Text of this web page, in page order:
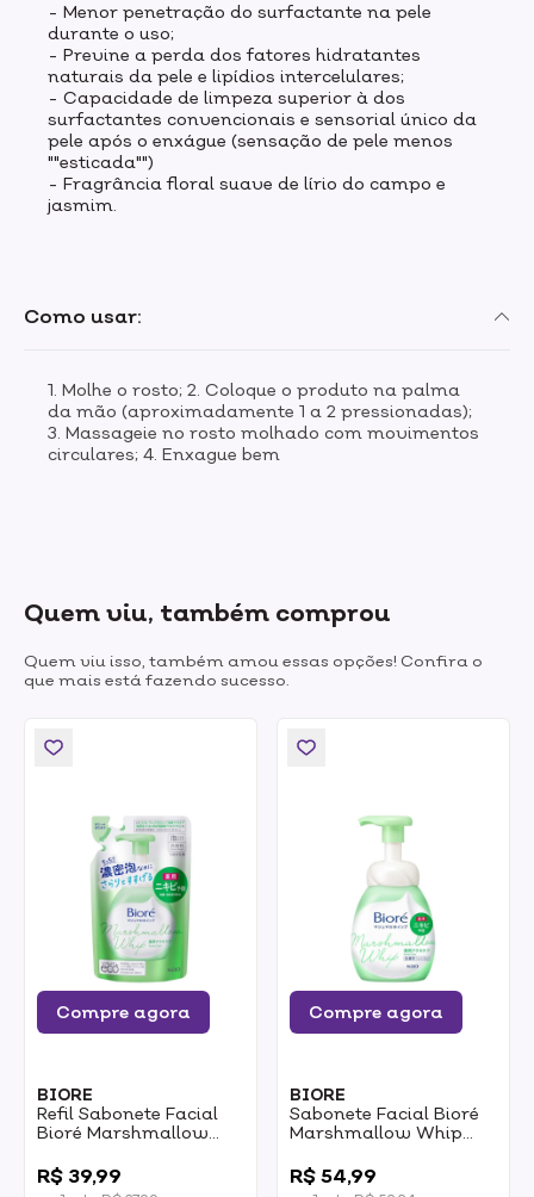
- Menor penetração do surfactante na pele
durante o uso;
- Previne a perda dos fatores hidratantes
naturais da pele e lipídios intercelulares;
- Capacidade de limpeza superior à dos
surfactantes convencionais e sensorial único da
pele após o enxágue (sensação de pele menos
""esticada"")
- Fragrância floral suave de lírio do campo e
jasmim.
Como usar:
1. Molhe o rosto; 2. Coloque o produto na palma
da mão (aproximadamente 1 a 2 pressionadas);
3. Massageie no rosto molhado com movimentos
circulares; 4. Enxague bem
Quem viu, também comprou
Quem viu isso, também amou essas opções! Confira o
que mais está fazendo sucesso.
Compre agora
BIORE
Refil Sabonete Facial
Bioré Marshmallow
Espuma De Limpeza
150ml
R$ 39,99
Compre agora
BIORE
Sabonete Facial Bioré
Marshmallow Whip
Limpeza 150ml
R$ 54,99